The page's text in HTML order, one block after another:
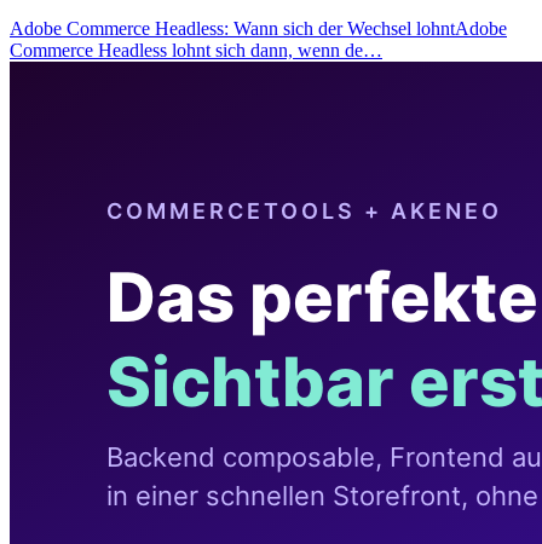
Adobe Commerce Headless: Wann sich der Wechsel lohntAdobe
Commerce Headless lohnt sich dann, wenn de…